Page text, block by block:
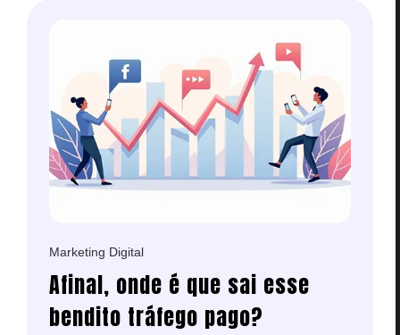
Marketing Digital
Afinal, onde é que sai esse
bendito tráfego pago?